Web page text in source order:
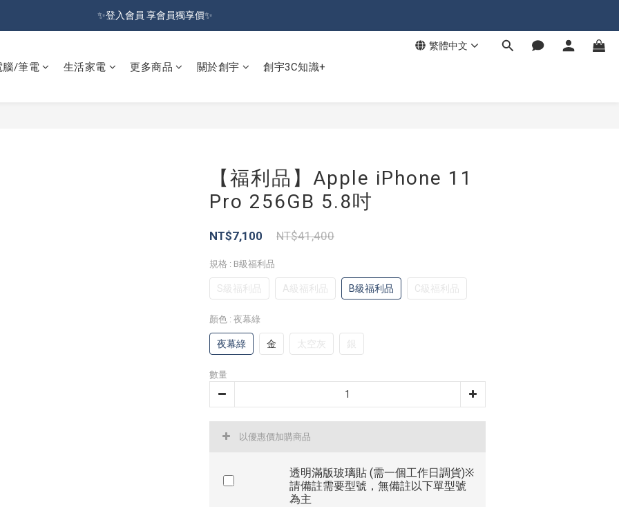
加入會員就送100元購物金 | 全館購物滿＄599 免運
✨登入會員 享會員獨享價✨
繁體中文
腦/筆電 生活家電 更多商品 關於創宇 創宇3C知識+
【福利品】Apple iPhone 11
Pro 256GB 5.8吋
NT$41,400
NT$7,100
規格 : B級福利品
S級福利品 A級福利品 B級福利品 C級福利品
顏色 : 夜幕綠
夜幕綠 金 太空灰 銀
數量
以優惠價加購商品
透明滿版玻璃貼 (需一個工作日調貨)※
請備註需要型號，無備註以下單型號
為主